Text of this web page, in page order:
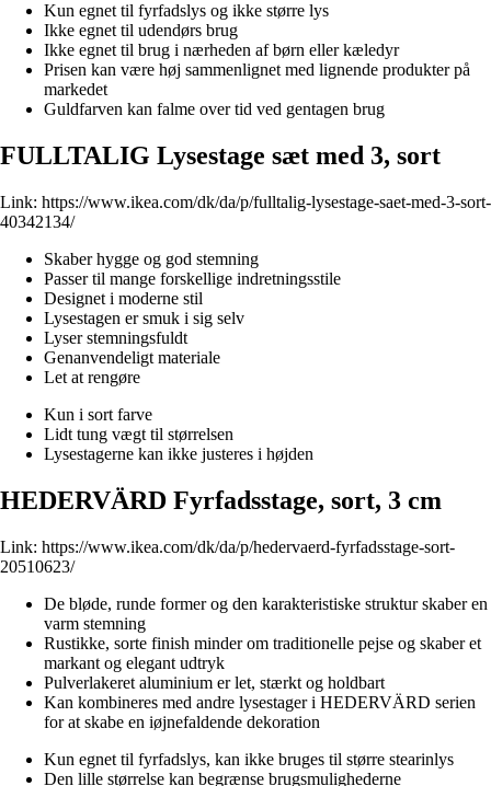
Kun egnet til fyrfadslys og ikke større lys
Ikke egnet til udendørs brug
Ikke egnet til brug i nærheden af børn eller kæledyr
Prisen kan være høj sammenlignet med lignende produkter på
markedet
Guldfarven kan falme over tid ved gentagen brug
FULLTALIG Lysestage sæt med 3, sort
Link: https://www.ikea.com/dk/da/p/fulltalig-lysestage-saet-med-3-sort-
40342134/
Skaber hygge og god stemning
Passer til mange forskellige indretningsstile
Designet i moderne stil
Lysestagen er smuk i sig selv
Lyser stemningsfuldt
Genanvendeligt materiale
Let at rengøre
Kun i sort farve
Lidt tung vægt til størrelsen
Lysestagerne kan ikke justeres i højden
HEDERVÄRD Fyrfadsstage, sort, 3 cm
Link: https://www.ikea.com/dk/da/p/hedervaerd-fyrfadsstage-sort-
20510623/
De bløde, runde former og den karakteristiske struktur skaber en
varm stemning
Rustikke, sorte finish minder om traditionelle pejse og skaber et
markant og elegant udtryk
Pulverlakeret aluminium er let, stærkt og holdbart
Kan kombineres med andre lysestager i HEDERVÄRD serien
for at skabe en iøjnefaldende dekoration
Kun egnet til fyrfadslys, kan ikke bruges til større stearinlys
Den lille størrelse kan begrænse brugsmulighederne